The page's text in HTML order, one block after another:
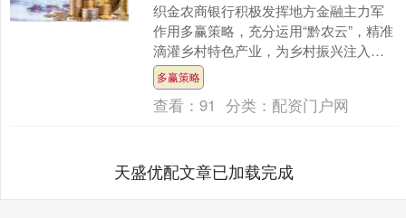
织金农商银行积极发挥地方金融主力军
作用多赢策略，充分运用“黔农云”，精准
滴灌乡村特色产业，为乡村振兴注入持
续金融动力。推行“提前授信+线上用
款”模式，有效破解了....
多赢策略
查看：91 分类： 配资门户网
天盛优配文章已加载完成